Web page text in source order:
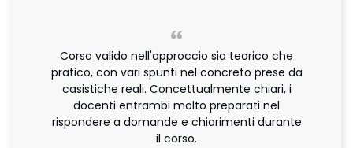
Corso valido nell'approccio sia teorico che
pratico, con vari spunti nel concreto prese da
casistiche reali. Concettualmente chiari, i
docenti entrambi molto preparati nel
rispondere a domande e chiarimenti durante
il corso.